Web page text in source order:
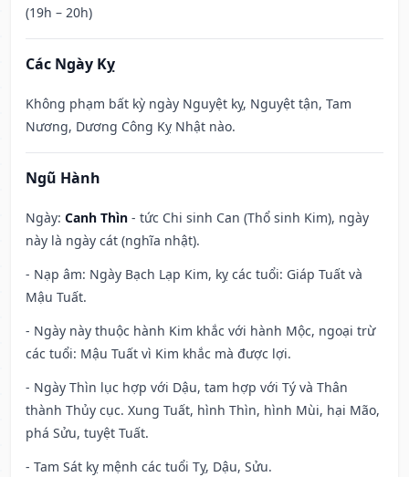
(19h – 20h)
Các Ngày Kỵ
Không phạm bất kỳ ngày Nguyệt kỵ, Nguyệt tận, Tam
Nương, Dương Công Kỵ Nhật nào.
Ngũ Hành
Ngày: Canh Thìn - tức Chi sinh Can (Thổ sinh Kim), ngày
này là ngày cát (nghĩa nhật).
- Nạp âm: Ngày Bạch Lạp Kim, kỵ các tuổi: Giáp Tuất và
Mậu Tuất.
- Ngày này thuộc hành Kim khắc với hành Mộc, ngoại trừ
các tuổi: Mậu Tuất vì Kim khắc mà được lợi.
- Ngày Thìn lục hợp với Dậu, tam hợp với Tý và Thân
thành Thủy cục. Xung Tuất, hình Thìn, hình Mùi, hại Mão,
phá Sửu, tuyệt Tuất.
- Tam Sát kỵ mệnh các tuổi Tỵ, Dậu, Sửu.